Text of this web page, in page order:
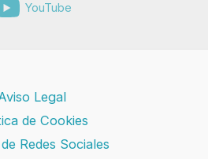
YouTube
Legal
de Cookies
Redes Sociales